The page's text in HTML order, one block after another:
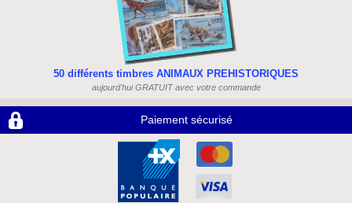
50 différents timbres ANIMAUX PREHISTORIQUES
aujourd'hui GRATUIT avec votre commande
Paiement sécurisé